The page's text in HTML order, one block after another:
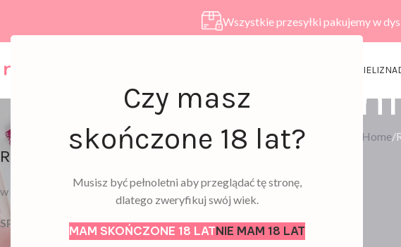
Czy masz
skończone 18 lat?
Musisz być pełnoletni aby przeglądać tę stronę,
dlatego zweryfikuj swój wiek.
MAM SKOŃCZONE 18 LATNIE MAM 18 LAT
Wszystkie przesyłki pakujemy w
BIELIZNA
Home
Regulamin Newslettera
w sklepie Rodeox
SPIS TREŚCI